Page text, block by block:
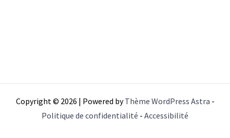
Copyright © 2026 | Powered byThème WordPress Astra -
Politique de confidentialité - Accessibilité